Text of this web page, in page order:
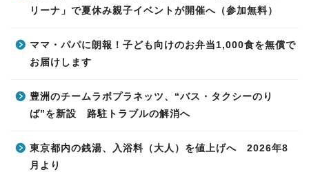
リーナ」で夏休み親子イベントが開催へ（参加無料）
ママ・パパに朗報！子ども向けのお弁当1,000食を無償で
お届けします
豊洲のチームラボプラネッツ、“バス・タクシーのり
ば”を新設 路駐トラブルの解消へ
東京都内の銭湯、入浴料（大人）を値上げへ 2026年8
月より